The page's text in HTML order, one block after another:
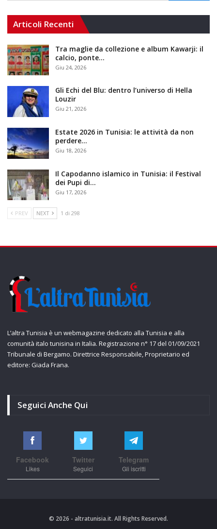
Articoli Recenti
Tra maglie da collezione e album Kawarji: il
calcio, ponte…
Giu 24, 2026
Gli Echi del Blu: dentro l’universo di Hella
Louzir
Giu 21, 2026
Estate 2026 in Tunisia: le attività da non
perdere…
Giu 18, 2026
Il Capodanno islamico in Tunisia: il Festival
dei Pupi di…
Giu 17, 2026
PREV NEXT 1 di 298
L’altra Tunisia è un webmagazine dedicato alla Tunisia e alla
comunità italo tunisina in Italia. Registrazione n° 17 del 01/09/2021
Tribunale di Bergamo. Direttrice Responsabile, Proprietario ed
editore: Giada Frana.
Seguici Anche Qui
Facebook
Likes
Twitter
Seguici
Telegram
Gli iscritti
© 2026 - altratunisia.it. All Rights Reserved.